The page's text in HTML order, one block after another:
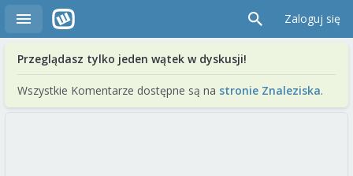
Zaloguj się
Przeglądasz tylko jeden wątek w dyskusji!
Wszystkie Komentarze dostępne są na stronie Znaleziska.